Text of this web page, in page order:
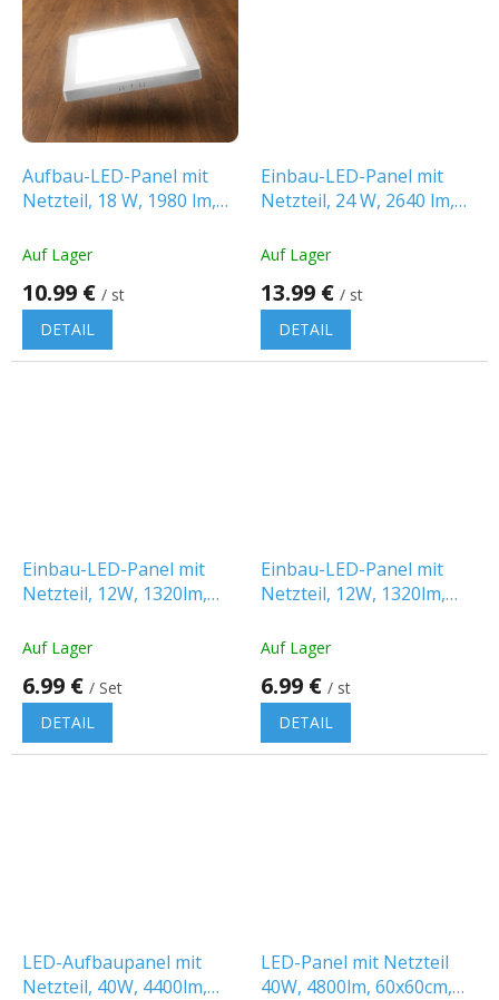
Aufbau-LED-Panel mit
Netzteil, 18 W, 1980 lm,
Auf Lager
10.99 € / st
DETAIL
Einbau-LED-Panel mit
Netzteil, 24 W, 2640 lm,
Auf Lager
13.99 € / st
DETAIL
Einbau-LED-Panel mit
Netzteil, 12W, 1320lm,
3000K/4000K/6500K, 1+1
Auf Lager
6.99 € / Set
DETAIL
Einbau-LED-Panel mit
Netzteil, 12W, 1320lm,
3000K/4000K/6500K,
Auf Lager
6.99 € / st
DETAIL
LED-Aufbaupanel mit
Netzteil, 40W, 4400lm,
LED-Panel mit Netzteil
40W, 4800lm, 60x60cm,